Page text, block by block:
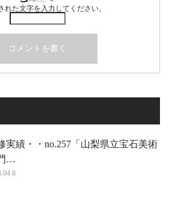
れた文字を入力してください。
実績・・no.257「山梨県立宝石美術
…